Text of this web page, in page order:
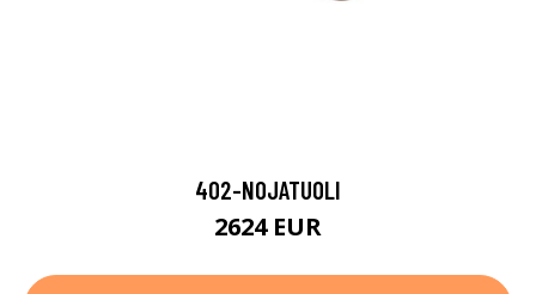
402-NOJATUOLI
2624 EUR